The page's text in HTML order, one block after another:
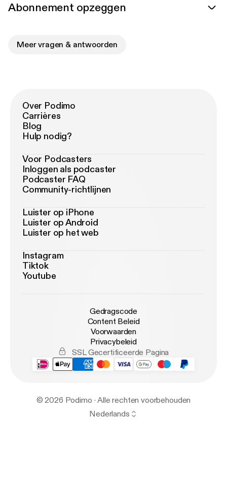
Abonnement opzeggen
Meer vragen & antwoorden
Over Podimo
Carrières
Blog
Hulp nodig?
Voor Podcasters
Inloggen als podcaster
Podcaster FAQ
Community-richtlijnen
Luister op iPhone
Luister op Android
Luister op het web
Instagram
Tiktok
Youtube
Gedragscode
Content Beleid
Voorwaarden
Privacybeleid
SSL Gecertificeerde Pagina
© 2026 Podimo · Alle rechten voorbehouden
Nederlands